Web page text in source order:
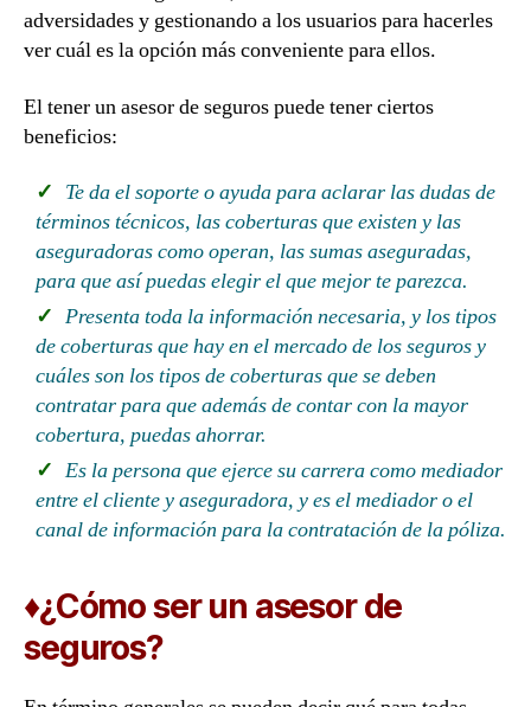
adversidades y gestionando a los usuarios para hacerles
ver cuál es la opción más conveniente para ellos.
El tener un asesor de seguros puede tener ciertos
beneficios:
Te da el soporte o ayuda para aclarar las dudas de
términos técnicos, las coberturas que existen y las
aseguradoras como operan, las sumas aseguradas,
para que así puedas elegir el que mejor te parezca.
Presenta toda la información necesaria, y los tipos
de coberturas que hay en el mercado de los seguros y
cuáles son los tipos de coberturas que se deben
contratar para que además de contar con la mayor
cobertura, puedas ahorrar.
Es la persona que ejerce su carrera como mediador
entre el cliente y aseguradora, y es el mediador o el
canal de información para la contratación de la póliza.
♦¿Cómo ser un asesor de
seguros?